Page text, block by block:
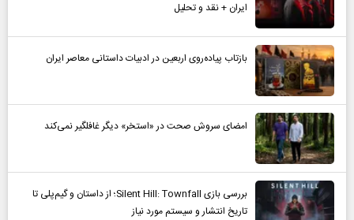
ایران + نقد و تحلیل
بازتاب پیاده‌روی اربعین در ادبیات داستانی معاصر ایران
امضای سروش صحت در «استخر» دیگر غافلگیر نمی‌کند
بررسی بازی Silent Hill: Townfall؛ از داستان و گیم‌پلی تا
تاریخ انتشار و سیستم مورد نیاز